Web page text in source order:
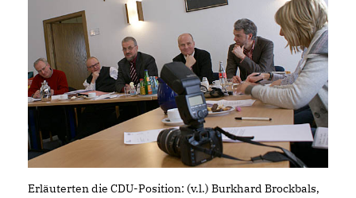
Erläuterten die CDU-Position: (v.l.) Burkhard Brockbals,